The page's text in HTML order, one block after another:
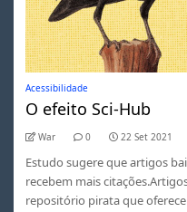
Acessibilidade
O efeito Sci-Hub
War 0 22 Set 2021
Estudo sugere que artigos
recebem mais
repositório pirata que